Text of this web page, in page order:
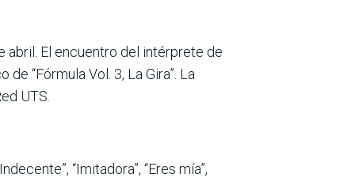
abril. El encuentro del intérprete de
“Fórmula Vol. 3, La Gira”. La
UTS.
“Imitadora”, “Eres mía”,